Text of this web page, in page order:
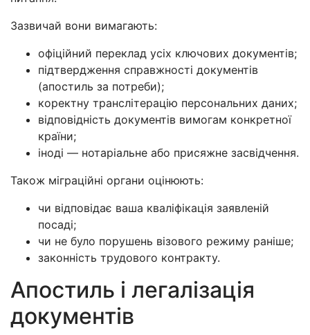
Зазвичай вони вимагають:
офіційний переклад усіх ключових документів;
підтвердження справжності документів
(апостиль за потреби);
коректну транслітерацію персональних даних;
відповідність документів вимогам конкретної
країни;
іноді — нотаріальне або присяжне засвідчення.
Також міграційні органи оцінюють:
чи відповідає ваша кваліфікація заявленій
посаді;
чи не було порушень візового режиму раніше;
законність трудового контракту.
Апостиль і легалізація
документів